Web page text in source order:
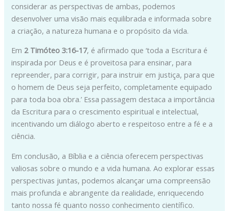
considerar as perspectivas de ambas, podemos
desenvolver uma visão mais equilibrada e informada sobre
a criação, a natureza humana e o propósito da vida.
Em 2 Timóteo 3:16-17, é afirmado que ‘toda a Escritura é
inspirada por Deus e é proveitosa para ensinar, para
repreender, para corrigir, para instruir em justiça, para que
o homem de Deus seja perfeito, completamente equipado
para toda boa obra.’ Essa passagem destaca a importância
da Escritura para o crescimento espiritual e intelectual,
incentivando um diálogo aberto e respeitoso entre a fé e a
ciência.
Em conclusão, a Bíblia e a ciência oferecem perspectivas
valiosas sobre o mundo e a vida humana. Ao explorar essas
perspectivas juntas, podemos alcançar uma compreensão
mais profunda e abrangente da realidade, enriquecendo
tanto nossa fé quanto nosso conhecimento científico.